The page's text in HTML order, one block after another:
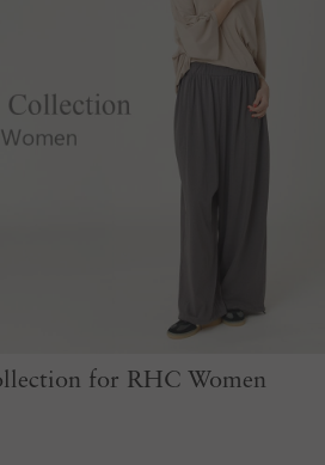
for RHC Women